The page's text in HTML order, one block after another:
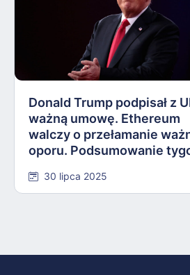
Donald Trump podpisał z
ważną umowę. Ethereum
walczy o przełamanie
oporu. Podsumowanie
30 lipca 2025